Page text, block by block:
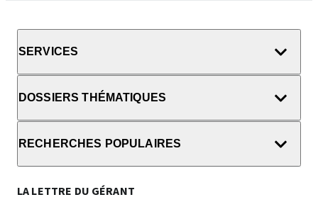
SERVICES
DOSSIERS THÉMATIQUES
RECHERCHES POPULAIRES
LA LETTRE DU GÉRANT